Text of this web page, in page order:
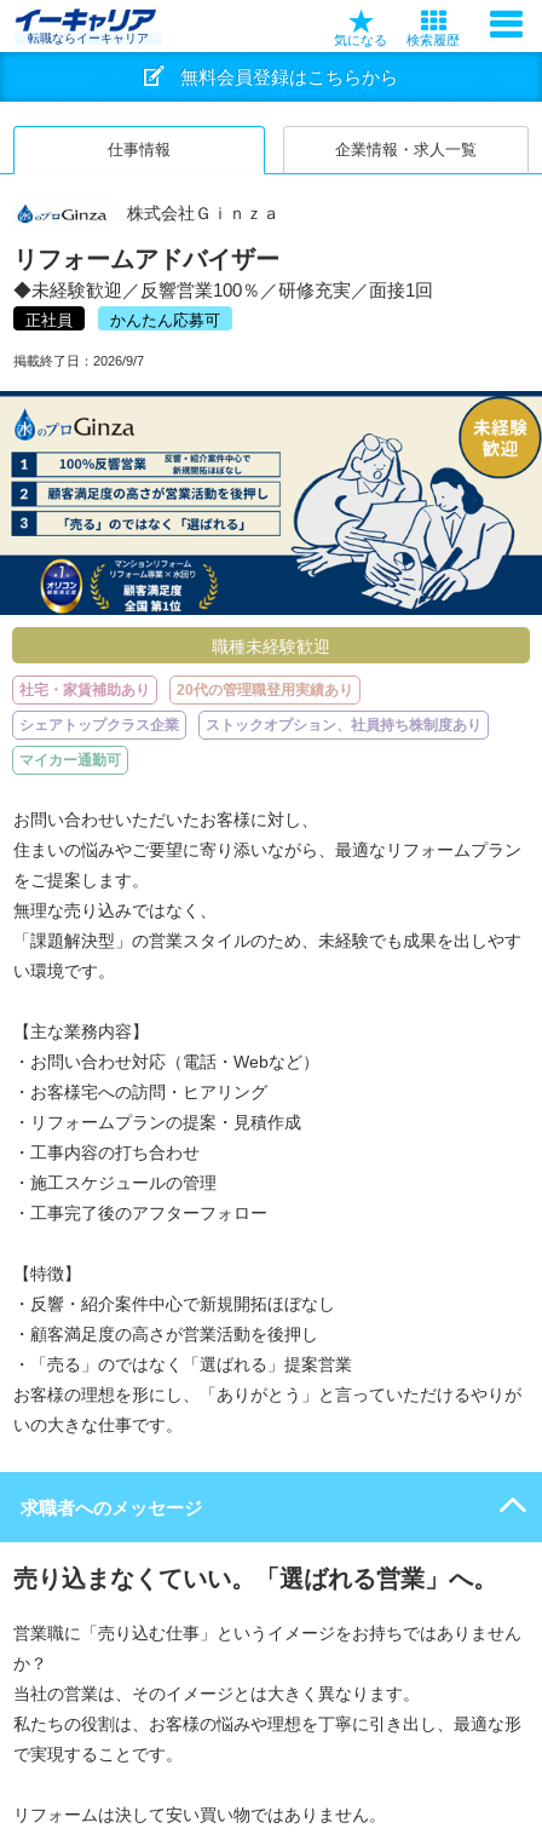
転職ならイーキャリア 気になる 検索履歴
無料会員登録はこちらから
仕事情報 企業情報・求人一覧
株式会社Ｇｉｎｚａ
リフォームアドバイザー
◆未経験歓迎／反響営業100％／研修充実／面接1回
正社員 かんたん応募可
掲載終了日： 2026/9/7
職種未経験歓迎
社宅・家賃補助あり 20代の管理職登用実績あり
シェアトップクラス企業 ストックオプション、社員持ち株制度あり
マイカー通勤可
お問い合わせいただいたお客様に対し、
住まいの悩みやご要望に寄り添いながら、最適なリフォームプラン
をご提案します。
無理な売り込みではなく、
「課題解決型」の営業スタイルのため、未経験でも成果を出しやす
い環境です。
【主な業務内容】
・お問い合わせ対応（電話・Webなど）
・お客様宅への訪問・ヒアリング
・リフォームプランの提案・見積作成
・工事内容の打ち合わせ
・施工スケジュールの管理
・工事完了後のアフターフォロー
【特徴】
・反響・紹介案件中心で新規開拓ほぼなし
・顧客満足度の高さが営業活動を後押し
・「売る」のではなく「選ばれる」提案営業
お客様の理想を形にし、「ありがとう」と言っていただけるやりが
いの大きな仕事です。
求職者へのメッセージ
売り込まなくていい。「選ばれる営業」へ。
営業職に「売り込む仕事」というイメージをお持ちではありません
か？
当社の営業は、そのイメージとは大きく異なります。
私たちの役割は、お客様の悩みや理想を丁寧に引き出し、最適な形
で実現することです。
リフォームは決して安い買い物ではありません。